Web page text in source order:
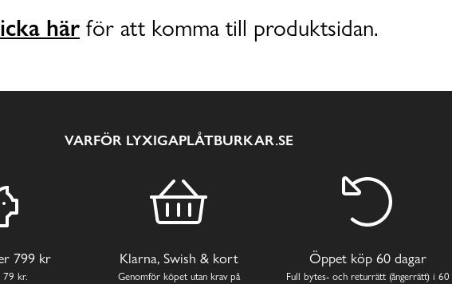
här för att komma till produktsidan.
VARFÖR LYXIGAPLÅTBURKAR.SE
799 kr
79 kr.
Klarna, Swish & kort
Genomför köpet utan krav på
Öppet köp 60 dagar
Full bytes- och returrätt (ångerrätt) i 60